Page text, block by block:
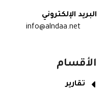
البريد الإلكتروني
info@alndaa.net
الأقسام
تقارير